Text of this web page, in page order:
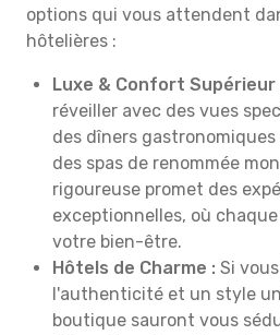
options qui vous attendent
hôtelières :
Luxe & Confort Supérieur
réveiller avec des vues
des dîners
des spas de renommée
rigoureuse promet des
exceptionnelles, où
votre bien-être.
Hôtels de Charme : Si
l'authenticité et un style
boutique sauront vous